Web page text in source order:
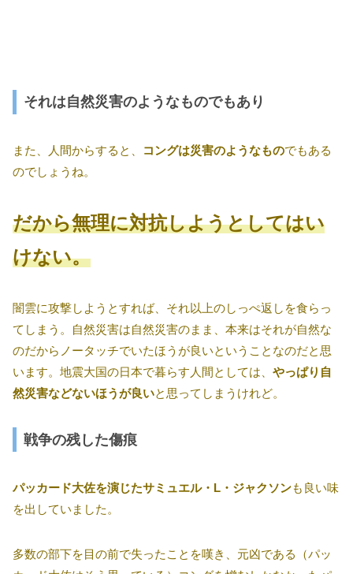
それは自然災害のようなものでもあり
また、人間からすると、 コングは災害のようなものでもある
のでしょうね。
だから無理に対抗しようとしてはい
けない。
闇雲に攻撃しようとすれば、それ以上のしっぺ返しを食らっ
てしまう。自然災害は自然災害のまま、本来はそれが自然な
のだからノータッチでいたほうが良いということなのだと思
います。地震大国の日本で暮らす人間としては、 やっぱり自
然災害などないほうが良いと思ってしまうけれど。
戦争の残した傷痕
パッカード大佐を演じたサミュエル・L・ジャクソンも良い味
を出していました。
多数の部下を目の前で失ったことを嘆き、元凶である（パッ